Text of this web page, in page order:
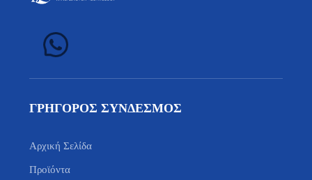
ΓΡΗΓΟΡΟΣ ΣΥΝΔΕΣΜΟΣ
Αρχική Σελίδα
Προϊόντα